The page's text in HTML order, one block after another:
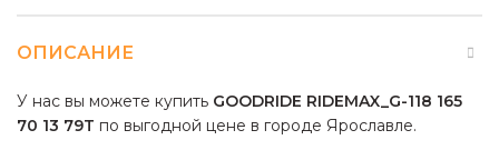
ОПИСАНИЕ
У нас вы можете купить GOODRIDE RIDEMAX_G-118 165
70 13 79T по выгодной цене в городе Ярославле.